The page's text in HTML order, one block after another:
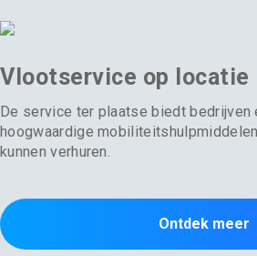
Vlootservice op locatie
De service ter plaatse biedt bedrijven
hoogwaardige
kunnen verhuren.
Ontdek meer